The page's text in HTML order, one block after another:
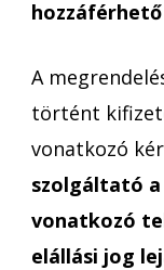
A
történt
vonatkozó
szolgáltató
vonatkozó
elállási jog